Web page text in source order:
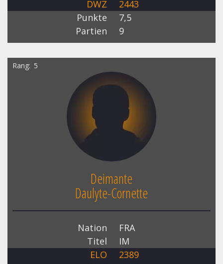
DWZ
2443
Punkte
7,5
Partien
9
Rang 5
Deimante
Daulyte-Cornette
Nation
FRA
Titel
IM
ELO
2389